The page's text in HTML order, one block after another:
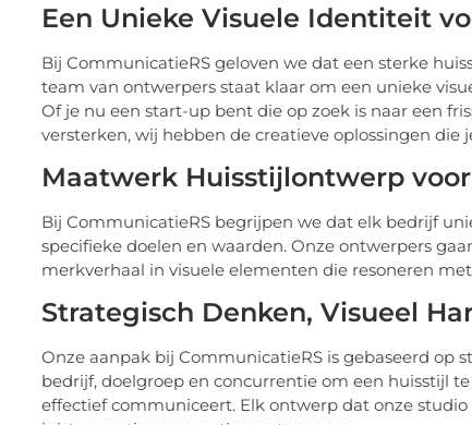
Een Unieke Visuele Identiteit
Bij CommunicatieRS geloven we dat een sterke
team van ontwerpers staat klaar om een unieke
Of je nu een start-up bent die op zoek is naar een
versterken, wij hebben de creatieve oplossingen die
Maatwerk Huisstijlontwerp
Bij CommunicatieRS begrijpen we dat elk bedrijf
specifieke doelen en waarden. Onze ontwerpers
merkverhaal in visuele elementen die resoneren
Strategisch Denken, Visueel
Onze aanpak bij CommunicatieRS is gebaseerd op
bedrijf, doelgroep en concurrentie om een huisstijl
effectief communiceert. Elk ontwerp dat onze